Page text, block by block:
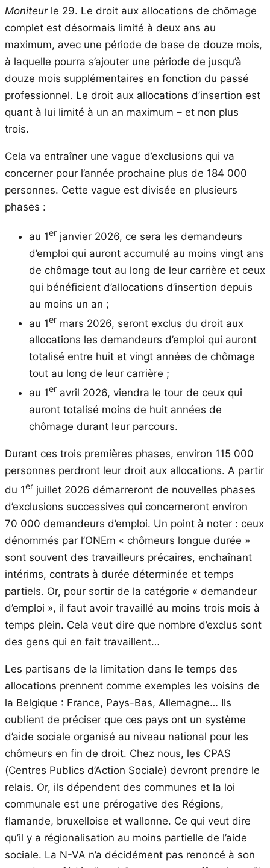
Moniteurle 29. Le droit aux allocations de chômage
complet est désormais limité à deux ans au
maximum, avec une période de base de douze mois,
à laquelle pourra s’ajouter une période de jusqu’à
douze mois supplémentaires en fonction du passé
professionnel. Le droit aux allocations d’insertion est
quant à lui limité à un an maximum – et non plus
trois.
Cela va entraîner une vague d’exclusions qui va
concerner pour l’année prochaine plus de 184 000
personnes. Cette vague est divisée en plusieurs
phases :
au 1er janvier 2026, ce sera les demandeurs
d’emploi qui auront accumulé au moins vingt ans
de chômage tout au long de leur carrière et ceux
qui bénéficient d’allocations d’insertion depuis
au moins un an ;
au 1er mars 2026, seront exclus du droit aux
allocations les demandeurs d’emploi qui auront
totalisé entre huit et vingt années de chômage
tout au long de leur carrière ;
au 1er avril 2026, viendra le tour de ceux qui
auront totalisé moins de huit années de
chômage durant leur parcours.
Durant ces trois premières phases, environ 115 000
personnes perdront leur droit aux allocations. A partir
du 1er juillet 2026 démarreront de nouvelles phases
d’exclusions successives qui concerneront environ
70 000 demandeurs d’emploi. Un point à noter : ceux
dénommés par l’ONEm « chômeurs longue durée »
sont souvent des travailleurs précaires, enchaînant
intérims, contrats à durée déterminée et temps
partiels. Or, pour sortir de la catégorie « demandeur
d’emploi », il faut avoir travaillé au moins trois mois à
temps plein. Cela veut dire que nombre d’exclus sont
des gens qui en fait travaillent…
Les partisans de la limitation dans le temps des
allocations prennent comme exemples les voisins de
la Belgique : France, Pays-Bas, Allemagne… Ils
oublient de préciser que ces pays ont un système
d’aide sociale organisé au niveau national pour les
chômeurs en fin de droit. Chez nous, les CPAS
(Centres Publics d’Action Sociale) devront prendre le
relais. Or, ils dépendent des communes et la loi
communale est une prérogative des Régions,
flamande, bruxelloise et wallonne. Ce qui veut dire
qu’il y a régionalisation au moins partielle de l’aide
sociale. La N-VA n’a décidément pas renoncé à son